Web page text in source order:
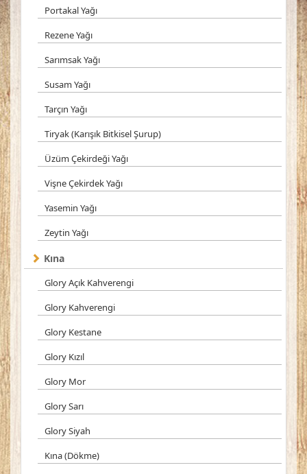
Portakal Yağı
Rezene Yağı
Sarımsak Yağı
Susam Yağı
Tarçın Yağı
Tiryak (Karışık Bitkisel Şurup)
Üzüm Çekirdeği Yağı
Vişne Çekirdek Yağı
Yasemin Yağı
Zeytin Yağı
Kına
Glory Açık Kahverengi
Glory Kahverengi
Glory Kestane
Glory Kızıl
Glory Mor
Glory Sarı
Glory Siyah
Kına (Dökme)